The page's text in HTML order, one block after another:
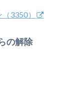
3350）
の解除